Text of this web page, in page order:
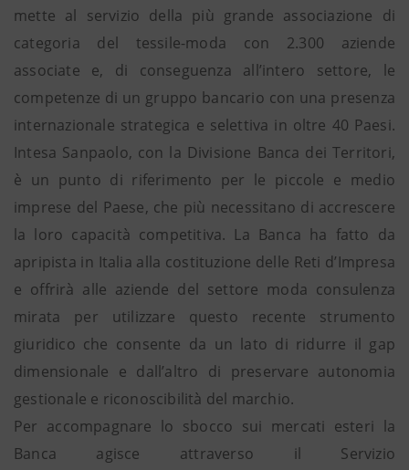
mette al servizio della più grande associazione di
categoria del tessile-moda con 2.300 aziende
associate e, di conseguenza all’intero settore, le
competenze di un gruppo bancario con una presenza
internazionale strategica e selettiva in oltre 40 Paesi.
Intesa Sanpaolo, con la Divisione Banca dei Territori,
è un punto di riferimento per le piccole e medio
imprese del Paese, che più necessitano di accrescere
la loro capacità competitiva. La Banca ha fatto da
apripista in Italia alla costituzione delle Reti d’Impresa
e offrirà alle aziende del settore moda consulenza
mirata per utilizzare questo recente strumento
giuridico che consente da un lato di ridurre il gap
dimensionale e dall’altro di preservare autonomia
gestionale e riconoscibilità del marchio.
Per accompagnare lo sbocco sui mercati esteri la
Banca agisce attraverso il Servizio